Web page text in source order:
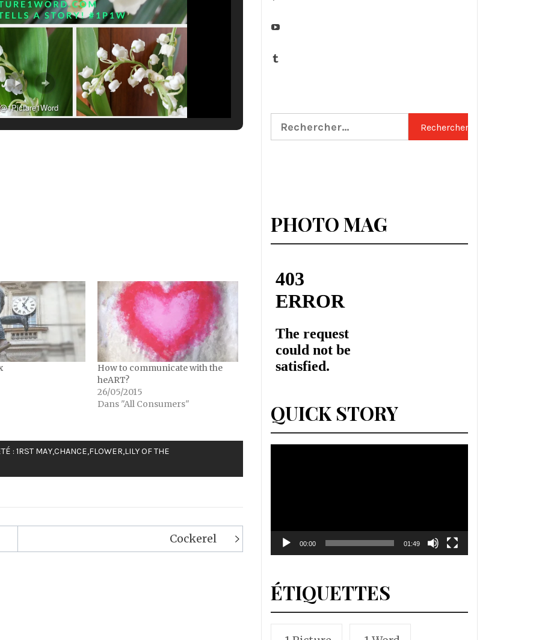
How to communicate with the
heART?
26/05/2015
Dans "All Consumers"
: 1RST MAY,CHANCE,FLOWER,LILY OF THE
Cockerel
YouTube
Tumblr
Rechercher :
PHOTO MAG
QUICK STORY
00:00 01:49
ÉTIQUETTES